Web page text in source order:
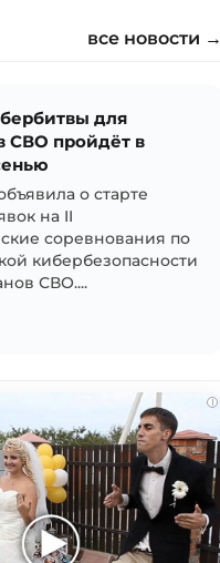
все новости →
для
СВО пройдёт в
о старте
на II
соревнования по
кибербезопасности
СВО....
i